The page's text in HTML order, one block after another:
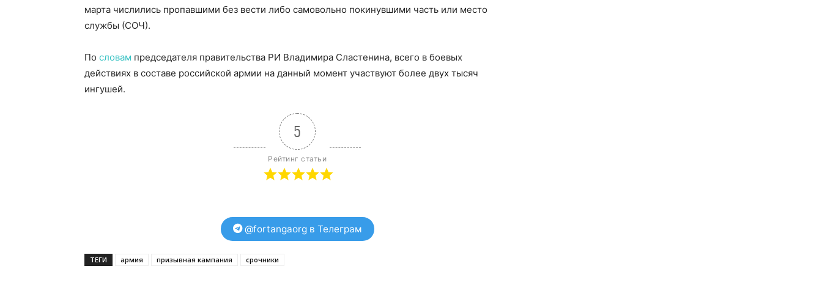
марта числились пропавшими без вести либо самовольно покинувшими часть или место
службы (СОЧ).
По словам председателя правительства РИ Владимира Сластенина, всего в боевых
действиях в составе российской армии на данный момент участвуют более двух тысяч
ингушей.
5
Рейтинг статьи
@fortangaorg в Телеграм
ТЕГИ армия призывная кампания срочники